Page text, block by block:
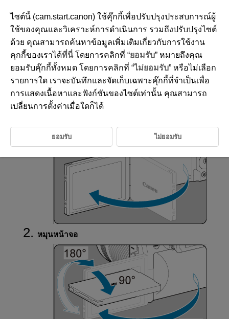
D180-017
การใช้งานหน้าจอ
คุณสามารถเปลี่ยนทิศทางและมุมของหน้าจอได้
หมุนหน้าจอ
ไซต์นี้ (cam.start.canon) ใช้คุ๊กกี้เพื่อปรับปรุงประสบการณ์ผู้
ใช้ของคุณและวิเคราะห์การดำเนินการ รวมถึงปรับปรุงไซต์
ด้วย คุณสามารถค้นหาข้อมูลเพิ่มเติมเกี่ยวกับการใช้งาน
คุกกี้ของเราได้ที่นี่โดยการคลิกที่ “ยอมรับ” หมายถึงคุณ
ยอมรับคุ๊กกี้ทั้งหมด โดยการคลิกที่ “ไม่ยอมรับ” หรือไม่เลือก
รายการใด เราจะบันทึกและจัดเก็บเฉพาะคุ๊กกี้ที่จำเป็นเพื่อ
การแสดงเนื้อหาและฟังก์ชันของไซต์เท่านั้น คุณสามารถ
เปลี่ยนการตั้งค่าเมื่อใดก็ได้
ยอมรับ ไม่ยอมรับ